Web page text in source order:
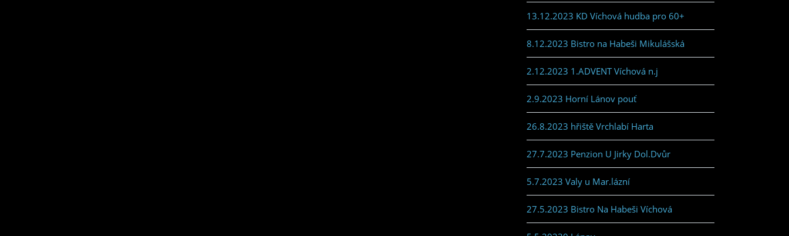
13.12.2023 KD Víchová hudba pro 60+
8.12.2023 Bistro na Habeši Mikulášská
2.12.2023 1.ADVENT Víchová n.j
2.9.2023 Horní Lánov pouť
26.8.2023 hřiště Vrchlabí Harta
27.7.2023 Penzion U Jirky Dol.Dvůr
5.7.2023 Valy u Mar.lázní
27.5.2023 Bistro Na Habeši Víchová